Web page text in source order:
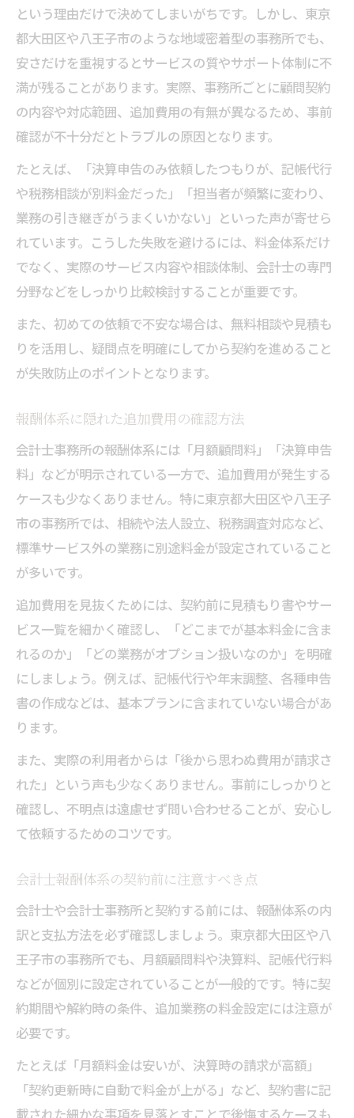
という理由だけで決めてしまいがちです。しかし、東京
都大田区や八王子市のような地域密着型の事務所でも、
安さだけを重視するとサービスの質やサポート体制に不
満が残ることがあります。実際、事務所ごとに顧問契約
の内容や対応範囲、追加費用の有無が異なるため、事前
確認が不十分だとトラブルの原因となります。
たとえば、「決算申告のみ依頼したつもりが、記帳代行
や税務相談が別料金だった」「担当者が頻繁に変わり、
業務の引き継ぎがうまくいかない」といった声が寄せら
れています。こうした失敗を避けるには、料金体系だけ
でなく、実際のサービス内容や相談体制、会計士の専門
分野などをしっかり比較検討することが重要です。
また、初めての依頼で不安な場合は、無料相談や見積も
りを活用し、疑問点を明確にしてから契約を進めること
が失敗防止のポイントとなります。
報酬体系に隠れた追加費用の確認方法
会計士事務所の報酬体系には「月額顧問料」「決算申告
料」などが明示されている一方で、追加費用が発生する
ケースも少なくありません。特に東京都大田区や八王子
市の事務所では、相続や法人設立、税務調査対応など、
標準サービス外の業務に別途料金が設定されていること
が多いです。
追加費用を見抜くためには、契約前に見積もり書やサー
ビス一覧を細かく確認し、「どこまでが基本料金に含ま
れるのか」「どの業務がオプション扱いなのか」を明確
にしましょう。例えば、記帳代行や年末調整、各種申告
書の作成などは、基本プランに含まれていない場合があ
ります。
また、実際の利用者からは「後から思わぬ費用が請求さ
れた」という声も少なくありません。事前にしっかりと
確認し、不明点は遠慮せず問い合わせることが、安心し
て依頼するためのコツです。
会計士報酬体系の契約前に注意すべき点
会計士や会計士事務所と契約する前には、報酬体系の内
訳と支払方法を必ず確認しましょう。東京都大田区や八
王子市の事務所でも、月額顧問料や決算料、記帳代行料
などが個別に設定されていることが一般的です。特に契
約期間や解約時の条件、追加業務の料金設定には注意が
必要です。
たとえば「月額料金は安いが、決算時の請求が高額」
「契約更新時に自動で料金が上がる」など、契約書に記